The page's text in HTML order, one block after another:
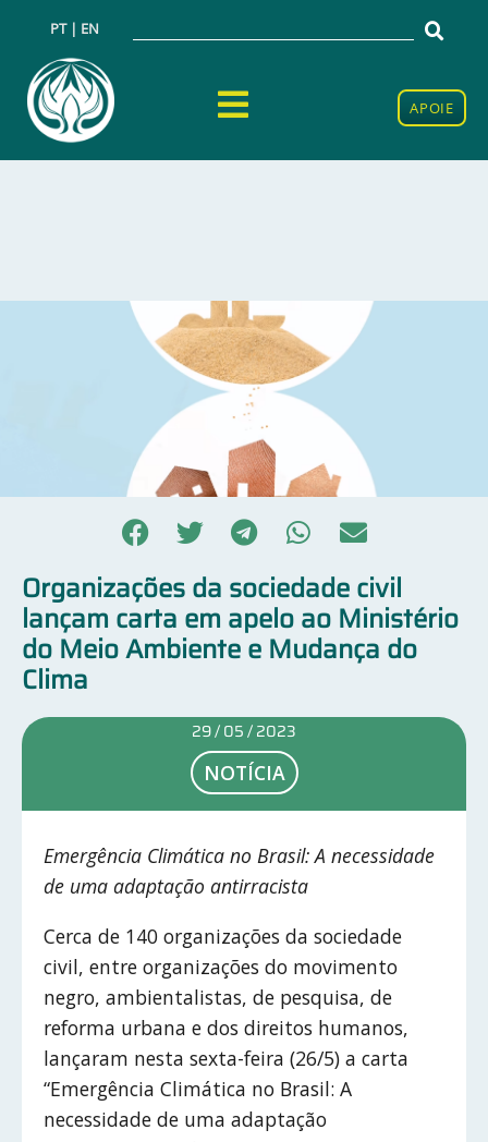
PT | EN
APOIE
Organizações da sociedade civil
lançam carta em apelo ao Ministério
do Meio Ambiente e Mudança do
Clima
29 / 05 / 2023
NOTÍCIA
Emergência Climática no Brasil: A necessidade
de uma adaptação antirracista
Cerca de 140 organizações da sociedade
civil, entre organizações do movimento
negro, ambientalistas, de pesquisa, de
reforma urbana e dos direitos humanos,
lançaram nesta sexta-feira (26/5) a carta
“Emergência Climática no Brasil: A
necessidade de uma adaptação